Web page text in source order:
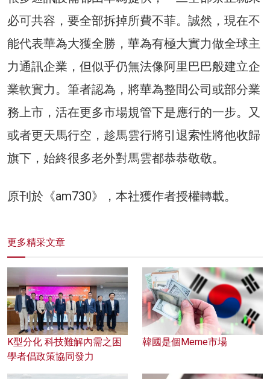
必可共容，要全部拆掉所費不菲。誠然，現在不
能代表華為大獲全勝，華為有極大實力做全球主
力通訊企業，但似乎仍無法像阿里巴巴般建立企
業軟實力。筆者認為，將華為整間公司或部分業
務上市，活在更多市場規管下是應行的一步。又
或者更天馬行空，趁馬雲行將引退索性將他收歸
旗下，始終很多老外對馬雲都恭恭敬敬。
原刊於《am730》，本社獲作者授權轉載。
更多精采文章
K型分化 科技難解內需之困
學者倡政策協同發力
韓國是個Meme市場